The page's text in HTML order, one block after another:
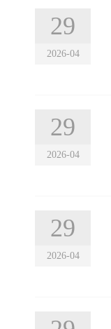
29
2026-04
29
2026-04
29
2026-04